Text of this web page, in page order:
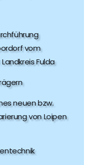
vom
Landkreis Fulda
neuen bzw.
von Loipen